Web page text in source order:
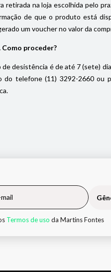
na loja escolhida pelo
de que o produto está
um voucher no valor da
proceder?
desistência é de até 7 (sete)
telefone (11) 3292-2660 ou
Termos de uso da Martins Fontes